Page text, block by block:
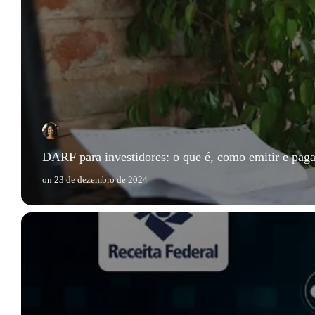
DARF para investidores: o que é, como emitir e
on 23 de dezembro de 2024